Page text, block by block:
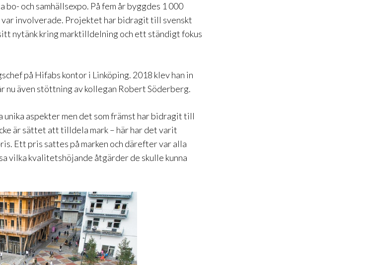
bo- och samhällsexpo. På fem år byggdes 1 000
involverade. Projektet har bidragit till svenskt
nytänk kring marktilldelning och ett ständigt fokus
på Hifabs kontor i Linköping. 2018 klev han in
nu även stöttning av kollegan Robert Söderberg.
unika aspekter men det som främst har bidragit till
är sättet att tilldela mark – här har det varit
Ett pris sattes på marken och därefter var alla
vilka kvalitetshöjande åtgärder de skulle kunna